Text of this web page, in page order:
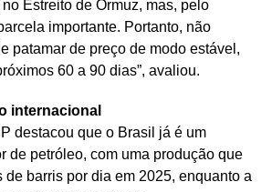
Estreito de Ormuz, mas, pelo
importante. Portanto, não
patamar de preço de modo estável,
60 a 90 dias”, avaliou.
internacional
destacou que o Brasil já é um
de petróleo, com uma produção que
barris por dia em 2025, enquanto a